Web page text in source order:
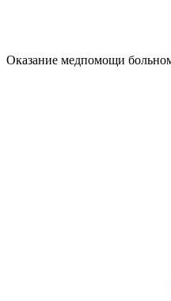
Оказание медпомощи